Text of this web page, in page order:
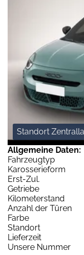
Standort
Allgemeine Daten:
Fahrzeugtyp
Karosserieform
Erst-Zul.
Getriebe
Kilometerstand
Anzahl der Türen
Farbe
Standort
Lieferzeit
Unsere Nummer